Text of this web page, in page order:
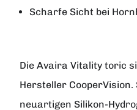
Scharfe Sicht bei
Die Avaira Vitality toric
Hersteller CooperVision.
neuartigen Silikon-